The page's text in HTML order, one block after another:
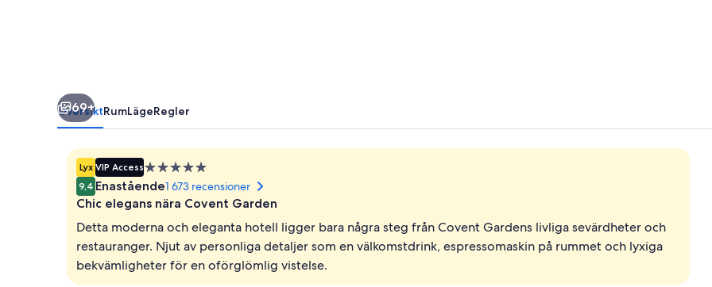
69+
ÖversiktRumLägeRegler
Lyx VIP Access5.0-
stjärnigt
boende
9,4 Enastående1 673 recensioner
Chic elegans nära Covent Garden
Detta moderna och eleganta hotell ligger bara några steg från Covent Gardens livliga sevärdheter och
restauranger. Njut av personliga detaljer som en välkomstdrink, espressomaskin på rummet och lyxiga
bekvämligheter för en oförglömlig vistelse.